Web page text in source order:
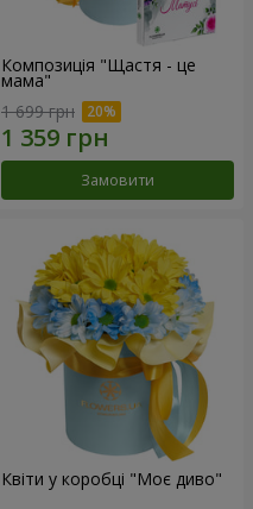
Композиція "Щастя - це
мама"
1 699 грн
Замовити
Квіти у коробці "Моє диво"